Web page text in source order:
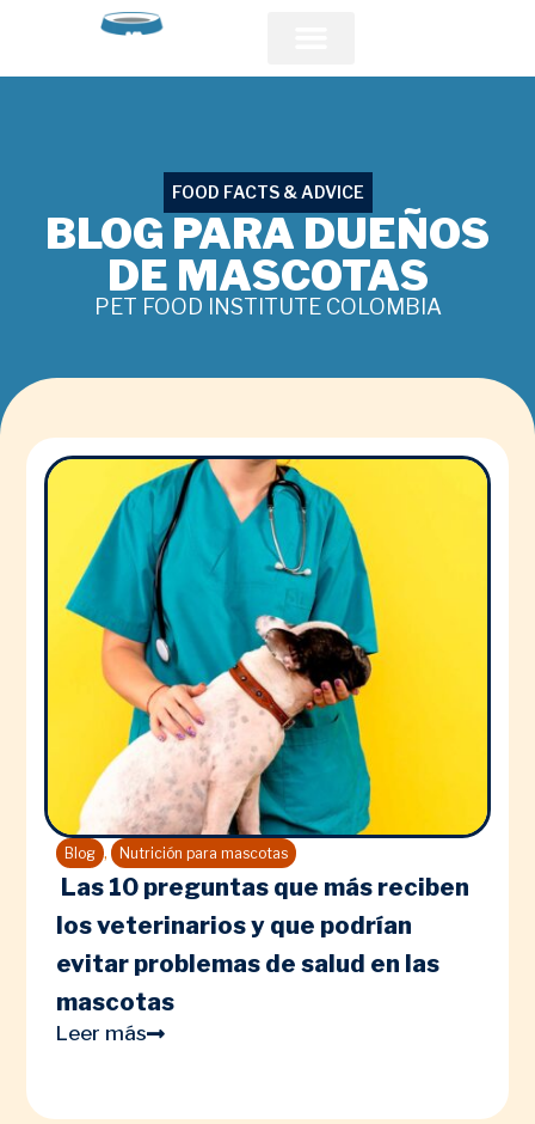
FOOD FACTS & ADVICE
BLOG PARA DUEÑOS
DE MASCOTAS
PET FOOD INSTITUTE COLOMBIA
Blog , Nutrición para mascotas
Las 10 preguntas que más reciben
los veterinarios y que podrían
evitar problemas de salud en las
mascotas
Leer más